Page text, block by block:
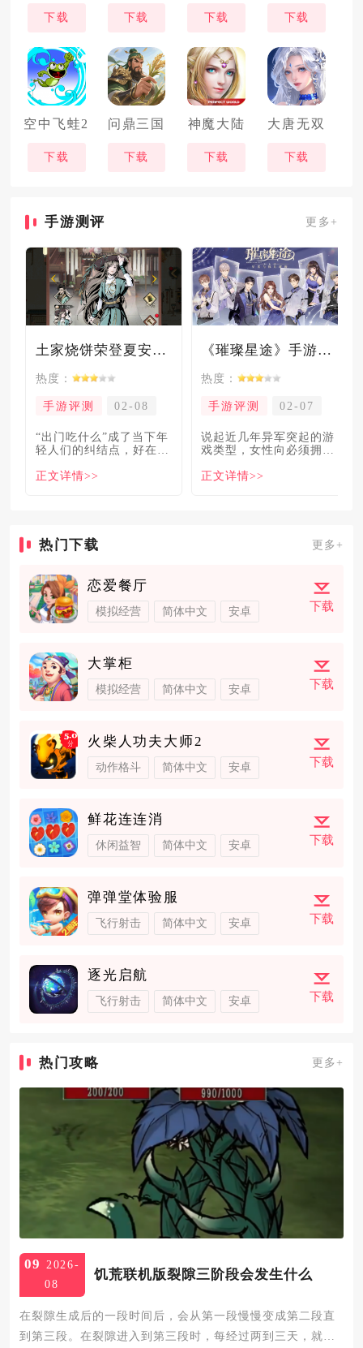
下载 下载 下载 下载
空中飞蛙2
下载
问鼎三国
下载
神魔大陆
下载
大唐无双
下载
手游测评 更多+
土家烧饼荣登夏安必吃榜？烧饼西施摇身成流量网红！
热度：
手游评测 02-08
“出门吃什么”成了当下年
轻人们的纠结点，好在美
解
正文详情>>
《璀璨星途》手游测评：专注事业与搞钱，这波“真香”了！
热度：
手游评测 02-07
说起近几年异军突起的游
戏类型，女性向必须拥有
名大
正文详情>>
热门下载 更多+
恋爱餐厅
模拟经营 简体中文 安卓 下载
大掌柜
模拟经营 简体中文 安卓 下载
火柴人功夫大师2
动作格斗 简体中文 安卓 下载
鲜花连连消
休闲益智 简体中文 安卓 下载
弹弹堂体验服
飞行射击 简体中文 安卓 下载
逐光启航
飞行射击 简体中文 安卓 下载
热门攻略 更多+
09
2026-
08
饥荒联机版裂隙三阶段会发生什么
在裂隙生成后的一段时间后，会从第一段慢慢变成第二段直
到第三段。在裂隙进入到第三段时，每经过两到三天，就会